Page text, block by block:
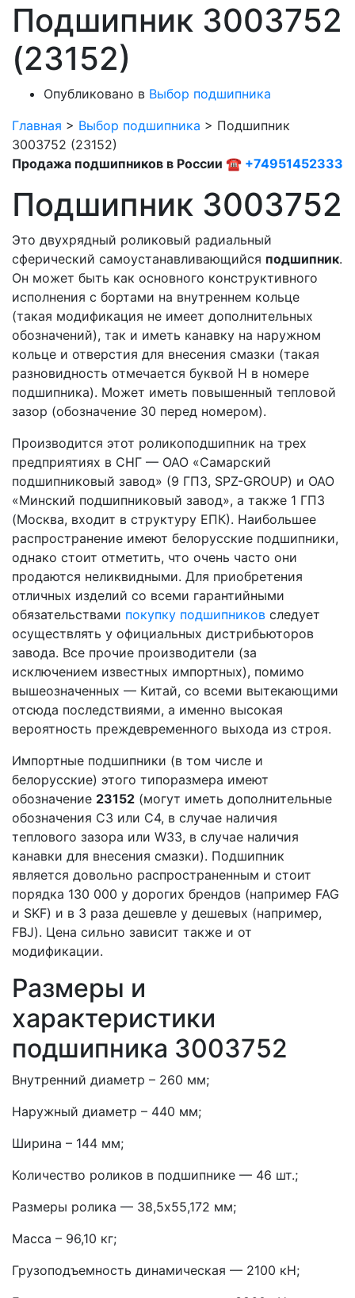
Подшипник 3003752
(23152)
Опубликовано в Выбор подшипника
Главная > Выбор подшипника > Подшипник
3003752 (23152)
Продажа подшипников в России ☎ +74951452333
Подшипник 3003752
Это двухрядный роликовый радиальный
сферический самоустанавливающийся подшипник.
Он может быть как основного конструктивного
исполнения с бортами на внутреннем кольце
(такая модификация не имеет дополнительных
обозначений), так и иметь канавку на наружном
кольце и отверстия для внесения смазки (такая
разновидность отмечается буквой Н в номере
подшипника). Может иметь повышенный тепловой
зазор (обозначение 30 перед номером).
Производится этот роликоподшипник на трех
предприятиях в СНГ — ОАО «Самарский
подшипниковый завод» (9 ГПЗ, SPZ-GROUP) и ОАО
«Минский подшипниковый завод», а также 1 ГПЗ
(Москва, входит в структуру ЕПК). Наибольшее
распространение имеют белорусские подшипники,
однако стоит отметить, что очень часто они
продаются неликвидными. Для приобретения
отличных изделий со всеми гарантийными
обязательствами покупку подшипников следует
осуществлять у официальных дистрибьюторов
завода. Все прочие производители (за
исключением известных импортных), помимо
вышеозначенных — Китай, со всеми вытекающими
отсюда последствиями, а именно высокая
вероятность преждевременного выхода из строя.
Импортные подшипники (в том числе и
белорусские) этого типоразмера имеют
обозначение 23152 (могут иметь дополнительные
обозначения С3 или С4, в случае наличия
теплового зазора или W33, в случае наличия
канавки для внесения смазки). Подшипник
является довольно распространенным и стоит
порядка 130 000 у дорогих брендов (например FAG
и SKF) и в 3 раза дешевле у дешевых (например,
FBJ). Цена сильно зависит также и от
модификации.
Размеры и
характеристики
подшипника 3003752
Внутренний диаметр – 260 мм;
Наружный диаметр – 440 мм;
Ширина – 144 мм;
Количество роликов в подшипнике — 46 шт.;
Размеры ролика — 38,5х55,172 мм;
Масса – 96,10 кг;
Грузоподъемность динамическая — 2100 кН;